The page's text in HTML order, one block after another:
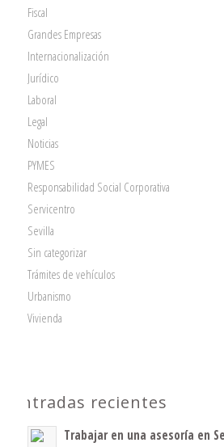
Fiscal
Grandes Empresas
Internacionalización
Jurídico
Laboral
Legal
Noticias
PYMES
Responsabilidad Social Corporativa
Servicentro
Sevilla
Sin categorizar
Trámites de vehículos
Urbanismo
Vivienda
Entradas recientes
Trabajar en una asesoría en